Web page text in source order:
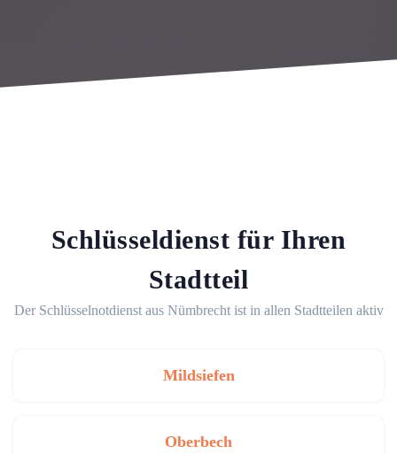
Schlüsseldienst für Ihren
Stadtteil
Der Schlüsselnotdienst aus Nümbrecht ist in allen Stadtteilen aktiv
Mildsiefen
Oberbech